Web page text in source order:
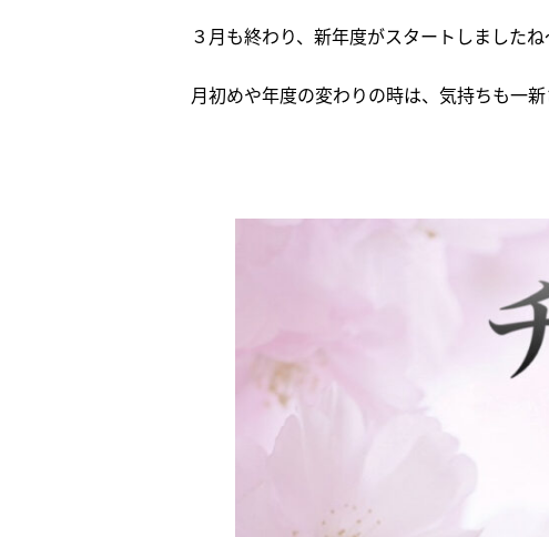
３月も終わり、新年度がスタートしましたね
月初めや年度の変わりの時は、気持ちも一